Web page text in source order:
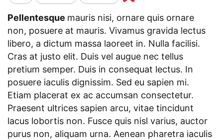
Pellentesque mauris nisi, ornare quis ornare
non, posuere at mauris. Vivamus gravida lectus
libero, a dictum massa laoreet in. Nulla facilisi.
Cras at justo elit. Duis vel augue nec tellus
pretium semper. Duis in consequat lectus. In
posuere iaculis dignissim. Sed eu sapien mi.
Etiam placerat ex ac accumsan consectetur.
Praesent ultrices sapien arcu, vitae tincidunt
lacus lobortis non. Fusce quis nisl varius, auctor
purus non, aliquam urna. Aenean pharetra iaculis